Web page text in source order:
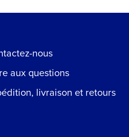
nous
aux questions
livraison et retours